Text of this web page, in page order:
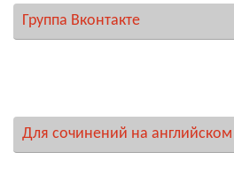
Группа Вконтакте
Для сочинений на английском